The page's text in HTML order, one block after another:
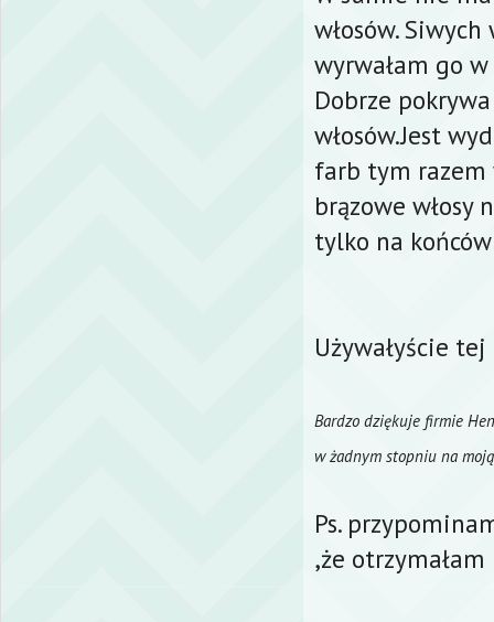
włosów.
wyrwałam go
Dobrze
włosów.Jest
farb tym razem
brązowe włosy
tylko na
Używałyście
Bardzo dziękuje firmie
w żadnym stopniu na
Ps.
,że